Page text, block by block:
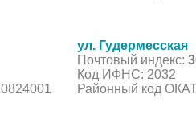
ул. Гудермесская
Почтовый индекс:
Код ИФНС: 2032
Районный код